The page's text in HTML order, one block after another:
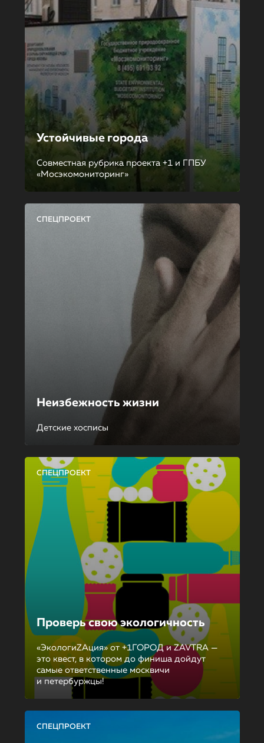
Устойчивые города
Совместная рубрика проекта +1 и ГПБУ
«Мосэкомониторинг»
СПЕЦПРОЕКТ
Неизбежность жизни
Детские хосписы
СПЕЦПРОЕКТ
Проверь свою экологичность
«ЭкологиZAция» от +1ГОРОД и ZAVTRA —
это квест, в котором до финиша дойдут
самые ответственные москвичи
и петербуржцы!
СПЕЦПРОЕКТ